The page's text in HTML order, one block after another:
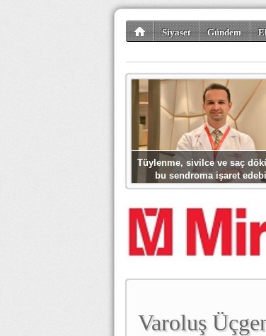
Siyaset Gündem
Tüylenme, sivilce ve saç
bu sendroma işaret
Varoluş